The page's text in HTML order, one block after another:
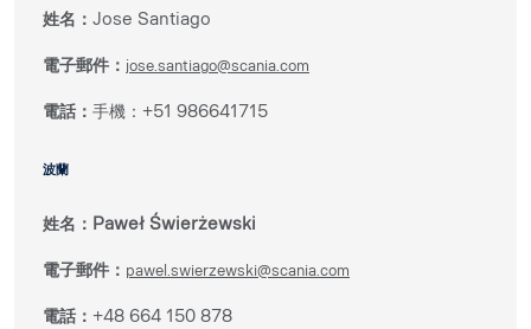
姓名： Jose Santiago
電子郵件： jose.santiago@scania.com
電話： 手機：+51 986641715
波蘭
姓名： Paweł Świerżewski
電子郵件： pawel.swierzewski@scania.com
電話： +48 664 150 878